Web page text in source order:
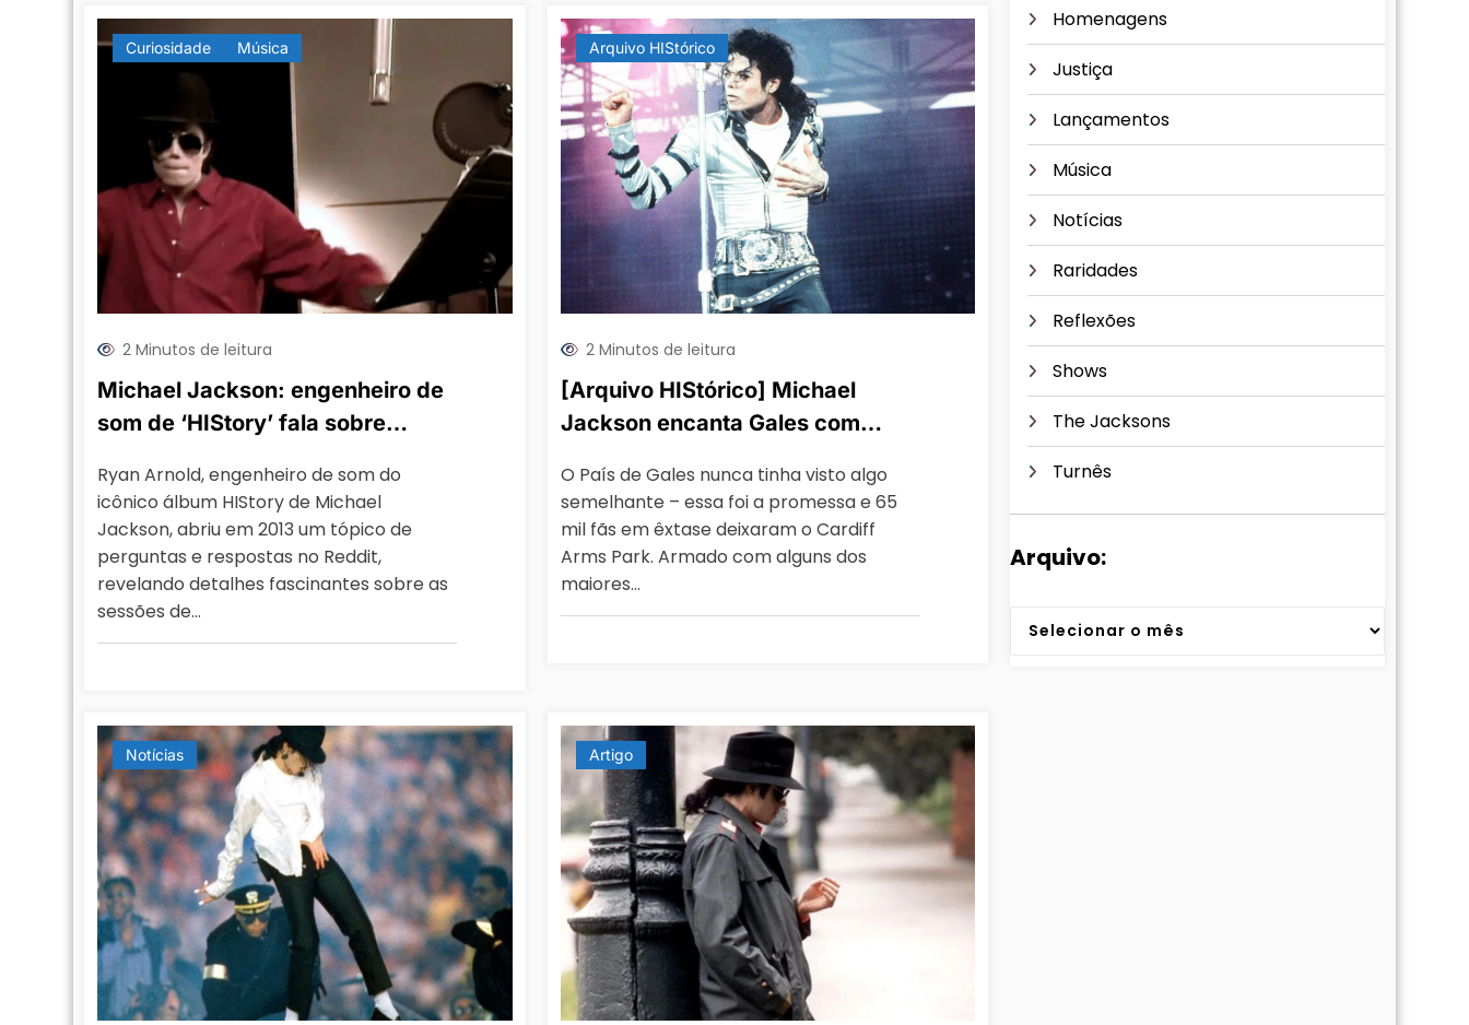
Curiosidade Música
2 Minutos de leitura
Michael Jackson: engenheiro de
som de ‘HIStory’ fala sobre
fora do álbum
Ryan Arnold, engenheiro de som do
icônico álbum HIStory de Michael
Jackson, abriu em 2013 um tópico de
perguntas e respostas no Reddit,
revelando detalhes fascinantes sobre as
sessões de…
Arquivo HIStórico
2 Minutos de leitura
[Arquivo HIStórico] Michael
Jackson encanta Gales com
Park
O País de Gales nunca tinha visto algo
semelhante – essa foi a promessa e 65
mil fãs em êxtase deixaram o Cardiff
Arms Park. Armado com alguns dos
maiores…
Notícias Artigo
Homenagens
Justiça
Lançamentos
Música
Notícias
Raridades
Reflexões
Shows
The Jacksons
Turnês
Arquivo:
Arquivos